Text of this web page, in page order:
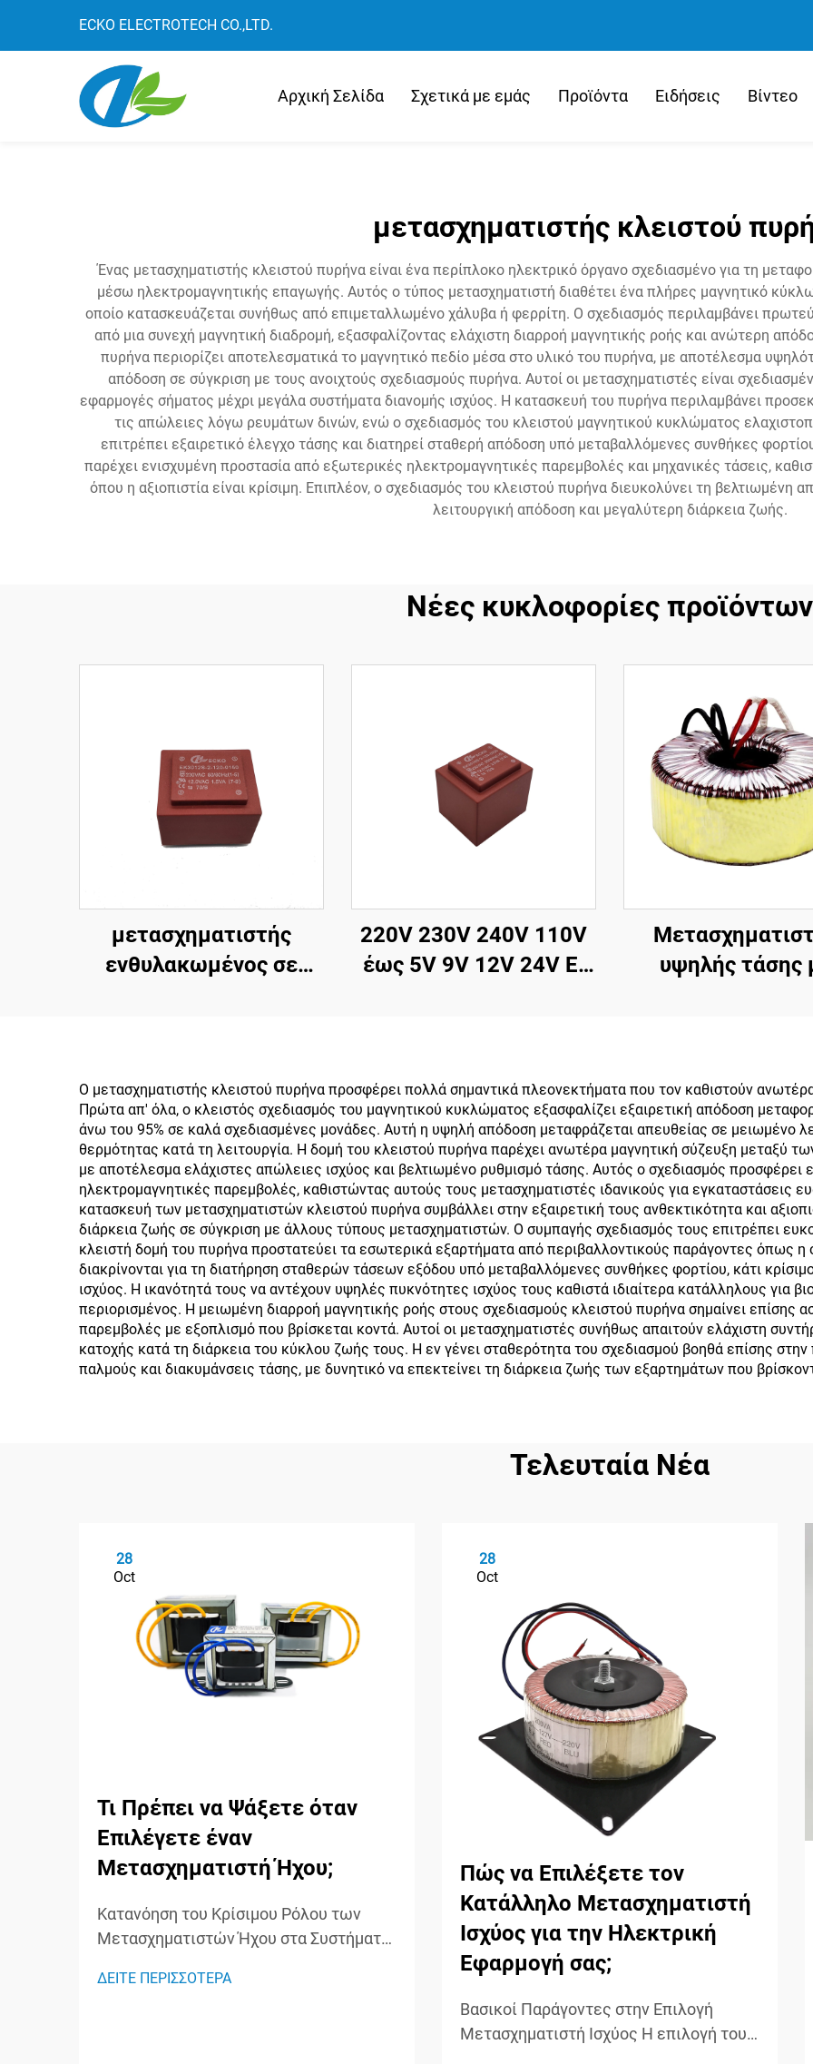
ECKO ELECTROTECH CO.,LTD.
Αρχική Σελίδα Σχετικά με εμάς Προϊόντα Ειδήσεις Βίντεο
μετασχηματιστής κλειστού
Ένας μετασχηματιστής κλειστού πυρήνα είναι ένα περίπλοκο ηλεκτρικό όργανο σχεδιασμένο για τη
μέσω ηλεκτρομαγνητικής επαγωγής. Αυτός ο τύπος μετασχηματιστή διαθέτει ένα πλήρες μαγνητικό
οποίο κατασκευάζεται συνήθως από επιμεταλλωμένο χάλυβα ή φερρίτη. Ο σχεδιασμός περιλαμβάνει
από μια συνεχή μαγνητική διαδρομή, εξασφαλίζοντας ελάχιστη διαρροή μαγνητικής ροής και ανώτερη
πυρήνα περιορίζει αποτελεσματικά το μαγνητικό πεδίο μέσα στο υλικό του πυρήνα, με αποτέλεσμα
απόδοση σε σύγκριση με τους ανοιχτούς σχεδιασμούς πυρήνα. Αυτοί οι μετασχηματιστές είναι
εφαρμογές σήματος μέχρι μεγάλα συστήματα διανομής ισχύος. Η κατασκευή του πυρήνα περιλαμβάνει
τις απώλειες λόγω ρευμάτων δινών, ενώ ο σχεδιασμός του κλειστού μαγνητικού κυκλώματος
επιτρέπει εξαιρετικό έλεγχο τάσης και διατηρεί σταθερή απόδοση υπό μεταβαλλόμενες συνθήκες
παρέχει ενισχυμένη προστασία από εξωτερικές ηλεκτρομαγνητικές παρεμβολές και μηχανικές τάσεις,
όπου η αξιοπιστία είναι κρίσιμη. Επιπλέον, ο σχεδιασμός του κλειστού πυρήνα διευκολύνει τη
λειτουργική απόδοση και μεγαλύτερη διάρκεια ζωής.
Νέες κυκλοφορίες προϊόντων
μετασχηματιστής
ενθυλακωμένος σε
τοποθετημένος σε
πλακέτα
220V 230V 240V 110V
έως 5V 9V 12V 24V EI
μετασχηματιστής
τάσης PCB
μετασχηματιστής
ρεύματος
υψηλής τάσης
ισχύος 45 0
80v
Ο μετασχηματιστής κλειστού πυρήνα προσφέρει πολλά σημαντικά πλεονεκτήματα που τον καθιστούν
Πρώτα απ' όλα, ο κλειστός σχεδιασμός του μαγνητικού κυκλώματος εξασφαλίζει εξαιρετική απόδοση
άνω του 95% σε καλά σχεδιασμένες μονάδες. Αυτή η υψηλή απόδοση μεταφράζεται απευθείας σε μειωμένο
θερμότητας κατά τη λειτουργία. Η δομή του κλειστού πυρήνα παρέχει ανωτέρα μαγνητική σύζευξη μεταξύ
με αποτέλεσμα ελάχιστες απώλειες ισχύος και βελτιωμένο ρυθμισμό τάσης. Αυτός ο σχεδιασμός προσφέρει
ηλεκτρομαγνητικές παρεμβολές, καθιστώντας αυτούς τους μετασχηματιστές ιδανικούς για εγκαταστάσεις
κατασκευή των μετασχηματιστών κλειστού πυρήνα συμβάλλει στην εξαιρετική τους ανθεκτικότητα και
διάρκεια ζωής σε σύγκριση με άλλους τύπους μετασχηματιστών. Ο συμπαγής σχεδιασμός τους επιτρέπει
κλειστή δομή του πυρήνα προστατεύει τα εσωτερικά εξαρτήματα από περιβαλλοντικούς παράγοντες όπως η
διακρίνονται για τη διατήρηση σταθερών τάσεων εξόδου υπό μεταβαλλόμενες συνθήκες φορτίου, κάτι
ισχύος. Η ικανότητά τους να αντέχουν υψηλές πυκνότητες ισχύος τους καθιστά ιδιαίτερα κατάλληλους για
περιορισμένος. Η μειωμένη διαρροή μαγνητικής ροής στους σχεδιασμούς κλειστού πυρήνα σημαίνει επίσης
παρεμβολές με εξοπλισμό που βρίσκεται κοντά. Αυτοί οι μετασχηματιστές συνήθως απαιτούν ελάχιστη
κατοχής κατά τη διάρκεια του κύκλου ζωής τους. Η εν γένει σταθερότητα του σχεδιασμού βοηθά επίσης
παλμούς και διακυμάνσεις τάσης, με δυνητικό να επεκτείνει τη διάρκεια ζωής των εξαρτημάτων που
Τελευταία Νέα
28
Oct
Τι Πρέπει να Ψάξετε όταν
Επιλέγετε έναν
Μετασχηματιστή Ήχου;
Κατανόηση του Κρίσιμου Ρόλου των
Μετασχηματιστών Ήχου στα Συστήματα
λειτουργούν ως άγνωστοι ήρωες στα
ΔΕΙΤΕ ΠΕΡΙΣΣΟΤΕΡΑ
28
Oct
Πώς να Επιλέξετε τον
Κατάλληλο Μετασχηματιστή
Ισχύος για την Ηλεκτρική
Εφαρμογή σας;
Βασικοί Παράγοντες στην Επιλογή
Μετασχηματιστή Ισχύος Η επιλογή του